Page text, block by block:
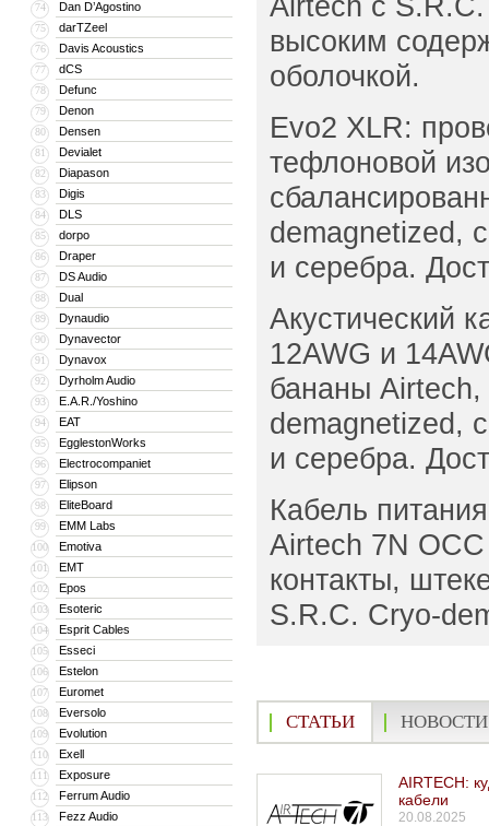
74 Dan D’Agostino
75 darTZeel
76 Davis Acoustics
77 dCS
78 Defunc
79 Denon
80 Densen
81 Devialet
82 Diapason
83 Digis
84 DLS
85 dorpo
86 Draper
87 DS Audio
88 Dual
89 Dynaudio
90 Dynavector
91 Dynavox
92 Dyrholm Audio
93 E.A.R./Yoshino
94 EAT
95 EgglestonWorks
96 Electrocompaniet
97 Elipson
98 EliteBoard
99 EMM Labs
100 Emotiva
101 EMT
102 Epos
103 Esoteric
104 Esprit Cables
105 Esseci
106 Estelon
107 Euromet
108 Eversolo
109 Evolution
110 Exell
111 Exposure
112 Ferrum Audio
113 Fezz Audio
высоким
оболочкой.
Evo2 XLR:
тефлоновой
demagnetized,
и серебра.
Акустический
12AWG и
бананы Airtech,
demagnetized,
и серебра.
Кабель
Airtech 7N
контакты,
S.R.C. Cryo-
СТАТЬИ НОВОСТИ
AIRTECH:
кабели
20.08.2025